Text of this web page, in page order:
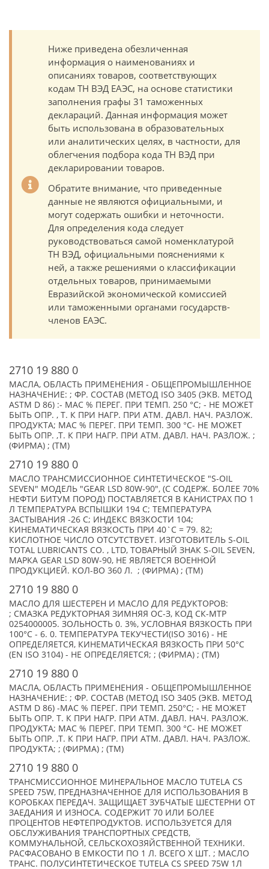
Ниже приведена обезличенная
информация о наименованиях и
описаниях товаров, соответствующих
кодам ТН ВЭД ЕАЭС, на основе статистики
заполнения графы 31 таможенных
деклараций. Данная информация может
быть использована в образовательных
или аналитических целях, в частности, для
облегчения подбора кода ТН ВЭД при
декларировании товаров.
Обратите внимание, что приведенные
данные не являются официальными, и
могут содержать ошибки и неточности.
Для определения кода следует
руководствоваться самой номенклатурой
ТН ВЭД, официальными пояснениями к
ней, а также решениями о классификации
отдельных товаров, принимаемыми
Евразийской экономической комиссией
или таможенными органами государств-
членов ЕАЭС.
2710 19 880 0
МАСЛА, ОБЛАСТЬ ПРИМЕНЕНИЯ - ОБЩЕПРОМЫШЛЕННОЕ
НАЗНАЧЕНИЕ: ; ФР. СОСТАВ (МЕТОД ISO 3405 (ЭКВ. МЕТОД
ASTM D 86) :- МАС % ПЕРЕГ. ПРИ ТЕМП. 250 °С; - НЕ МОЖЕТ
БЫТЬ ОПР. , Т. К ПРИ НАГР. ПРИ АТМ. ДАВЛ. НАЧ. РАЗЛОЖ.
ПРОДУКТА; МАС % ПЕРЕГ. ПРИ ТЕМП. 300 °С- НЕ МОЖЕТ
БЫТЬ ОПР. ,Т. К ПРИ НАГР. ПРИ АТМ. ДАВЛ. НАЧ. РАЗЛОЖ. ;
(ФИРМА) ; (TM)
2710 19 880 0
МАСЛО ТРАНСМИССИОННОЕ СИНТЕТИЧЕСКОЕ "S-OIL
SEVEN" МОДЕЛЬ "GEAR LSD 80W-90", (С СОДЕРЖ. БОЛЕЕ 70%
НЕФТИ БИТУМ ПОРОД) ПОСТАВЛЯЕТСЯ В КАНИСТРАХ ПО 1
Л ТЕМПЕРАТУРА ВСПЫШКИ 194 С; ТЕМПЕРАТУРА
ЗАСТЫВАНИЯ -26 С; ИНДЕКС ВЯЗКОСТИ 104;
КИНЕМАТИЧЕСКАЯ ВЯЗКОСТЬ ПРИ 40`C = 79. 82;
КИСЛОТНОЕ ЧИСЛО ОТСУТСТВУЕТ. ИЗГОТОВИТЕЛЬ S-OIL
TOTAL LUBRICANTS CO. , LTD, ТОВАРНЫЙ ЗНАК S-OIL SEVEN,
МАРКА GEAR LSD 80W-90, НЕ ЯВЛЯЕТСЯ ВОЕННОЙ
ПРОДУКЦИЕЙ. КОЛ-ВО 360 Л. ; (ФИРМА) ; (TM)
2710 19 880 0
МАСЛО ДЛЯ ШЕСТЕРЕН И МАСЛО ДЛЯ РЕДУКТОРОВ:
; СМАЗКА РЕДУКТОРНАЯ ЗИМНЯЯ ОС-З, КОД СК-МТР
0254000005. ЗОЛЬНОСТЬ 0. 3%, УСЛОВНАЯ ВЯЗКОСТЬ ПРИ
100°С - 6. 0. ТЕМПЕРАТУРА ТЕКУЧЕСТИ(ISO 3016) - НЕ
ОПРЕДЕЛЯЕТСЯ, КИНЕМАТИЧЕСКАЯ ВЯЗКОСТЬ ПРИ 50°С
(EN ISO 3104) - НЕ ОПРЕДЕЛЯЕТСЯ; ; (ФИРМА) ; (TM)
2710 19 880 0
МАСЛА, ОБЛАСТЬ ПРИМЕНЕНИЯ - ОБЩЕПРОМЫШЛЕННОЕ
НАЗНАЧЕНИЕ: ; ФР. СОСТАВ (МЕТОД ISO 3405 (ЭКВ. МЕТОД
ASTM D 86) -МАС % ПЕРЕГ. ПРИ ТЕМП. 250°С; - НЕ МОЖЕТ
БЫТЬ ОПР. Т. К ПРИ НАГР. ПРИ АТМ. ДАВЛ. НАЧ. РАЗЛОЖ.
ПРОДУКТА; МАС % ПЕРЕГ. ПРИ ТЕМП. 300 °С- НЕ МОЖЕТ
БЫТЬ ОПР. ,Т. К ПРИ НАГР. ПРИ АТМ. ДАВЛ. НАЧ. РАЗЛОЖ.
ПРОДУКТА; ; (ФИРМА) ; (TM)
2710 19 880 0
ТРАНСМИССИОННОЕ МИНЕРАЛЬНОЕ МАСЛО TUTELA CS
SPEED 75W, ПРЕДНАЗНАЧЕННОЕ ДЛЯ ИСПОЛЬЗОВАНИЯ В
КОРОБКАХ ПЕРЕДАЧ. ЗАЩИЩАЕТ ЗУБЧАТЫЕ ШЕСТЕРНИ ОТ
ЗАЕДАНИЯ И ИЗНОСА. СОДЕРЖИТ 70 ИЛИ БОЛЕЕ
ПРОЦЕНТОВ НЕФТЕПРОДУКТОВ. ИСПОЛЬЗУЕТСЯ ДЛЯ
ОБСЛУЖИВАНИЯ ТРАНСПОРТНЫХ СРЕДСТВ,
КОММУНАЛЬНОЙ, СЕЛЬСКОХОЗЯЙСТВЕННОЙ ТЕХНИКИ.
РАСФАСОВАНО В ЕМКОСТИ ПО 1 Л. ВСЕГО X ШТ. ; МАСЛО
ТРАНС. ПОЛУСИНТЕТИЧЕСКОЕ TUTELA CS SPEED 75W 1Л